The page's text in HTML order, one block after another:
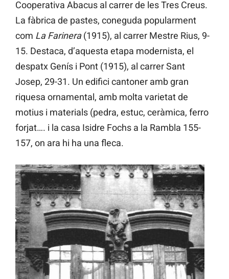
Cooperativa Abacus al carrer de les Tres Creus.
La fàbrica de pastes, coneguda popularment
com La Farinera(1915), al carrer Mestre Rius, 9-
15. Destaca, d’aquesta etapa modernista, el
despatx Genís i Pont (1915), al carrer Sant
Josep, 29-31. Un edifici cantoner amb gran
riquesa ornamental, amb molta varietat de
motius i materials (pedra, estuc, ceràmica, ferro
forjat…. i la casa Isidre Fochs a la Rambla 155-
157, on ara hi ha una fleca.